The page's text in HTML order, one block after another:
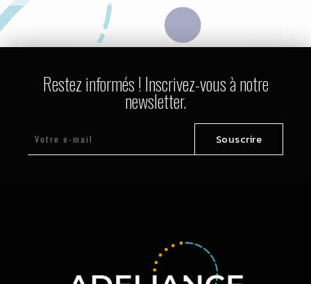
Restez informés ! Inscrivez-vous à notre
newsletter.
Souscrire